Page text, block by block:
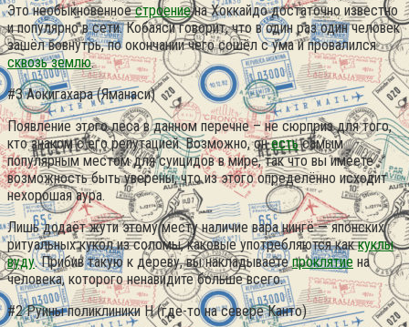
Это необыкновенноестроениена Хоккайдо достаточно известно
и популярно в сети. Кобаяси говорит, что в один раз один человек
зашёл вовнутрь, по окончании чего сошёл с ума и провалился
сквозь землю.
#3 Аокигахара (Яманаси)
Появление этого леса в данном перечне – не сюрприз для того,
кто знаком с его репутацией. Возможно, онестьсамым
популярным местом для суицидов в мире, так что вы имеете
возможность быть уверены, что из этого определённо исходит
нехорошая аура.
Лишь додаёт жути этому месту наличие вара нингё — японских
ритуальных кукол из соломы, каковые употребляются каккуклы
вуду. Прибив такую к дереву, вы накладываетепроклятие на
человека, которого ненавидите больше всего.
#2 Руины поликлиники Н (где-то на севере Канто)